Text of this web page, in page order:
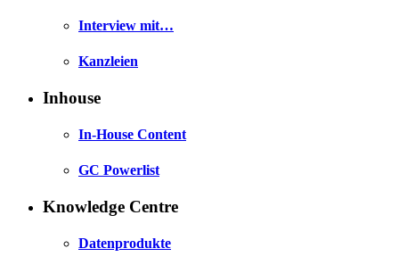
Interview mit…
Kanzleien
Inhouse
In-House Content
GC Powerlist
Knowledge Centre
Datenprodukte